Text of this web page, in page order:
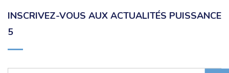
INSCRIVEZ-VOUS AUX ACTUALITÉS PUISSANCE
5